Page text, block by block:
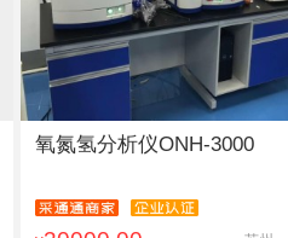
氧氮氢分析仪ONH-3000